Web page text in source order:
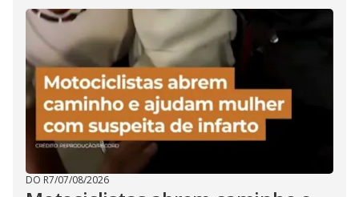
e
o
DO R7/07/08/2026